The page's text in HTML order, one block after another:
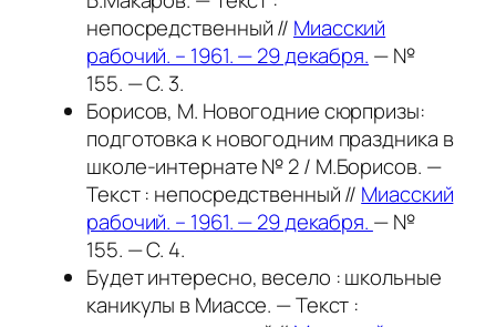
непосредственный // Миасский
рабочий. – 1961. — 29 декабря. — №
155. — С. 3.
Борисов, М. Новогодние сюрпризы:
подготовка к новогодним праздника в
школе-интернате № 2 / М.Борисов. —
Текст : непосредственный // Миасский
рабочий. – 1961. — 29 декабря. — №
155. — С. 4.
Будет интересно, весело : школьные
каникулы в Миассе. — Текст :